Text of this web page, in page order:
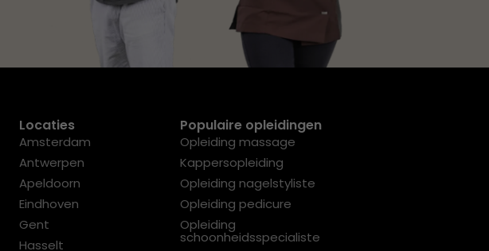
Locaties
Amsterdam
Antwerpen
Apeldoorn
Eindhoven
Gent
Hasselt
Populaire opleidingen
Opleiding massage
Kappersopleiding
Opleiding nagelstyliste
Opleiding pedicure
Opleiding
schoonheidsspecialiste